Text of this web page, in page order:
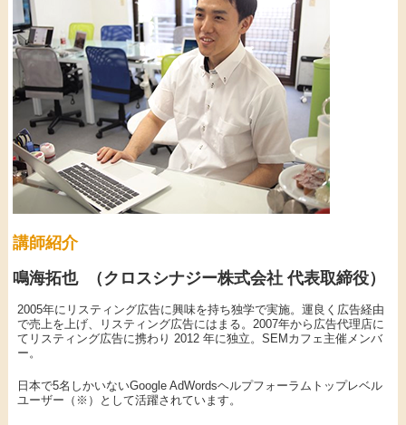
講師紹介
鳴海拓也 （クロスシナジー株式会社 代表取締役）
2005年にリスティング広告に興味を持ち独学で実施。運良く広告経由
で売上を上げ、リスティング広告にはまる。2007年から広告代理店に
てリスティング広告に携わり 2012 年に独立。SEMカフェ主催メンバ
ー。
日本で5名しかいないGoogle AdWordsヘルプフォーラムトップレベル
ユーザー（※）として活躍されています。